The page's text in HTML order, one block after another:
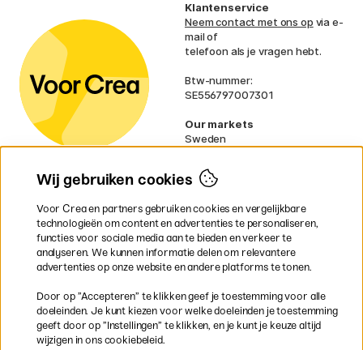
Klantenservice
Neem contact met ons op via e-
mail of
telefoon als je vragen hebt.
Btw-nummer:
SE556797007301
Our markets
Sweden
Denmark
Finland
Ireland
Germany
UK
EU
gelden voor volumineuze producten.
Snel en veilig met creditcard of iDEAL
Wij gebruiken cookies
Voor Crea en partners gebruiken cookies en vergelijkbare
technologieën om content en advertenties te personaliseren,
functies voor sociale media aan te bieden en verkeer te
analyseren. We kunnen informatie delen om relevantere
advertenties op onze website en andere platforms te tonen.
Door op ”Accepteren” te klikken geef je toestemming voor alle
doeleinden. Je kunt kiezen voor welke doeleinden je toestemming
geeft door op ”Instellingen” te klikken, en je kunt je keuze altijd
wijzigen in ons cookiebeleid.